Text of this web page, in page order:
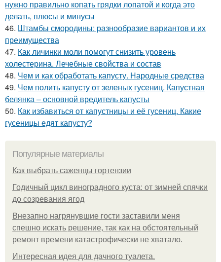
нужно правильно копать грядки лопатой и когда это
делать, плюсы и минусы
46. Штамбы смородины: разнообразие вариантов и их
преимущества
47. Как личинки моли помогут снизить уровень
холестерина. Лечебные свойства и состав
48. Чем и как обработать капусту. Народные средства
49. Чем полить капусту от зеленых гусениц. Капустная
белянка – основной вредитель капусты
50. Как избавиться от капустницы и её гусениц. Какие
гусеницы едят капусту?
Популярные материалы
Как выбрать саженцы гортензии
Годичный цикл виноградного куста: от зимней спячки
до созревания ягод
Внезапно нагрянувшие гости заставили меня
спешно искать решение, так как на обстоятельный
ремонт времени катастрофически не хватало.
Интересная идея для дачного туалета.